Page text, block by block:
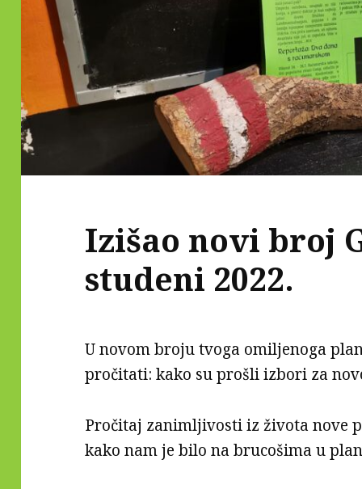
Izišao novi broj
studeni 2022.
U novom broju tvoga omiljenoga
pročitati: kako su prošli izbori za
Pročitaj zanimljivosti iz života nove
kako nam je bilo na brucošima u